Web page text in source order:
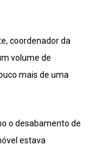
coordenador da
volume de
mais de uma
o desabamento de
estava